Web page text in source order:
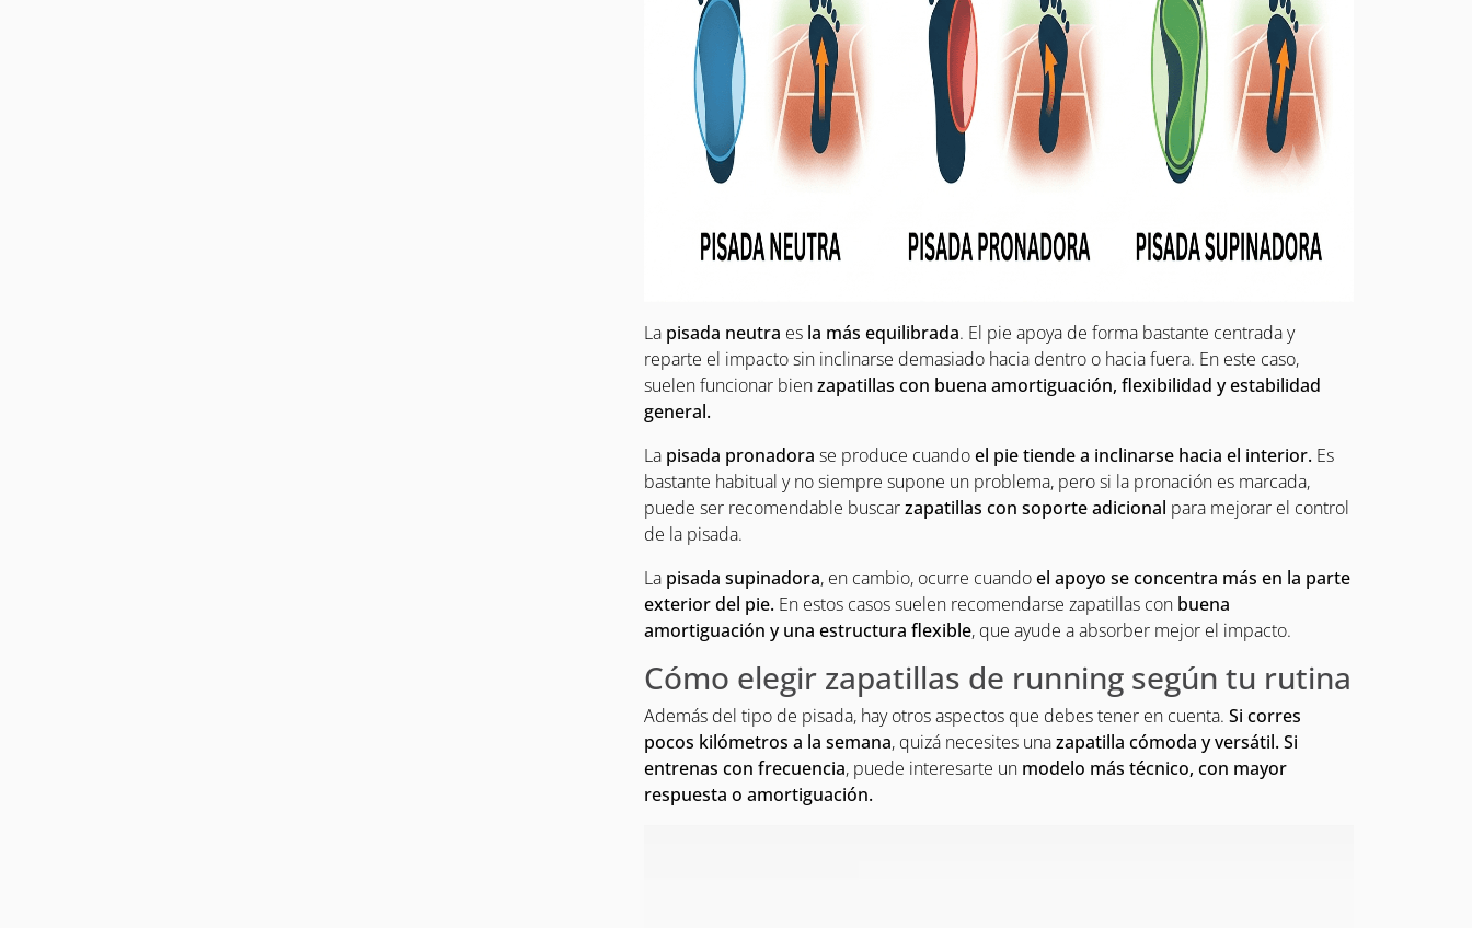
La pisada neutra es la más equilibrada. El pie apoya de forma bastante centrada y
reparte el impacto sin inclinarse demasiado hacia dentro o hacia fuera. En este caso,
suelen funcionar bienzapatillas con buena amortiguación, flexibilidad y estabilidad
general.
La pisada pronadora se produce cuandoel pie tiende a inclinarse hacia el interior. Es
bastante habitual y no siempre supone un problema, pero si la pronación es marcada,
puede ser recomendable buscarzapatillas con soporte adicional para mejorar el control
de la pisada.
La pisada supinadora, en cambio, ocurre cuandoel apoyo se concentra más en la parte
exterior del pie. En estos casos suelen recomendarse zapatillas con buena
amortiguación y una estructura flexible, que ayude a absorber mejor el impacto.
Cómo elegir zapatillas de running según tu rutina
Además del tipo de pisada, hay otros aspectos que debes tener en cuenta. Si corres
pocos kilómetros a la semana, quizá necesites unazapatilla cómoda y versátil.Si
entrenas con frecuencia, puede interesarte un modelo más técnico, con mayor
respuesta o amortiguación.